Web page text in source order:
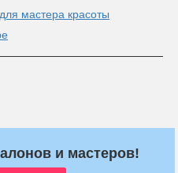
мастера красоты
и мастеров!